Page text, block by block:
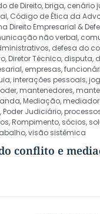
de Direito,briga, cenário
, Código de Ética da
Direito Empresarial &
não verbal,
, defesa do
,Diretor Técnico, disputa,
, empresas,
,interações pessoais,
,mantenedores,
,Mediação,
,Poder Judiciário,
,Rompimento, sócios,
,visão sistêmica
conflito e